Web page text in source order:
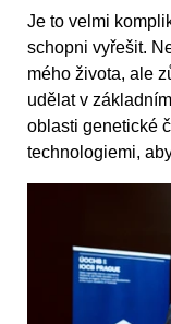
Je to velmi
schopni vyřešit.
mého života, ale
udělat v
oblasti genetické
technologiemi,